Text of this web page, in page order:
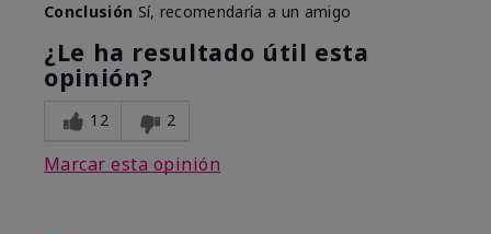
Conclusión Sí, recomendaría a un amigo
¿Le ha resultado útil esta
opinión?
12 2
Marcar esta opinión